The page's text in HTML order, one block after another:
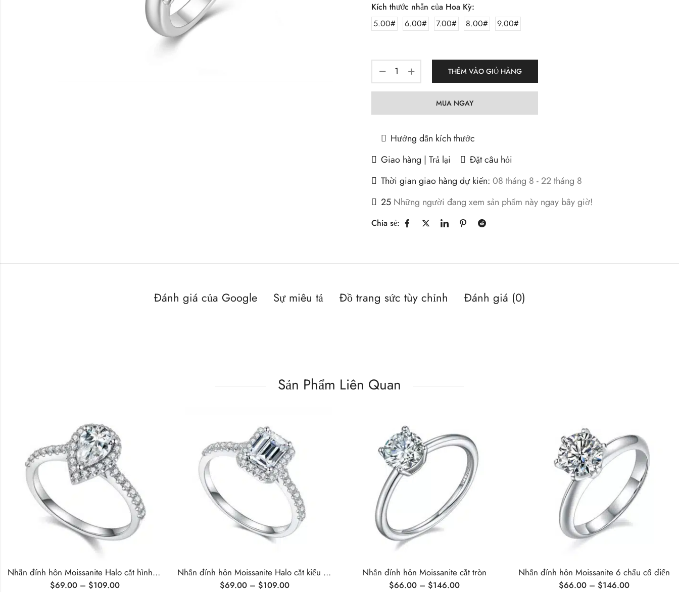
Kích thước nhẫn của Hoa Kỳ:
5.00#
6.00# 7.00# 8.00# 9.00#
THÊM VÀO GIỎ HÀNG
MUA NGAY
Hướng dẫn kích thước
Giao hàng | Trả lại
Đặt câu hỏi
Thời gian giao hàng dự kiến: 08 tháng 8 - 22 tháng 8
25 Những người đang xem sản phẩm này ngay bây giờ!
Chia sẻ:
Đánh giá của Google Sự miêu tả Đồ trang sức tùy chỉnh Đánh giá (0)
Sản Phẩm Liên Quan
Nhẫn đính hôn Moissanite Halo cắt hình quả lê
$69.00 – $109.00
Nhẫn đính hôn Moissanite Halo cắt kiểu Emerald
$69.00 – $109.00
Nhẫn đính hôn Moissanite cắt tròn
$66.00 – $146.00
Nhẫn đính hôn Moissanite 6 chấu cổ điển
$66.00 – $146.00